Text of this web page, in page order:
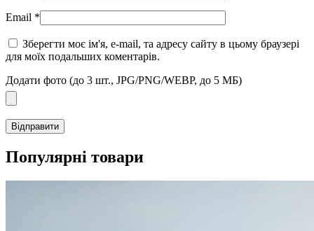
Email *
Зберегти моє ім'я, e-mail, та адресу сайту в цьому браузері
для моїх подальших коментарів.
Додати фото (до 3 шт., JPG/PNG/WEBP, до 5 МБ)
Популярні товари